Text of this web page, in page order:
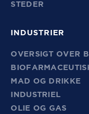
STEDER
INDUSTRIER
OVERSIGT OVER
MAD OG DRIKKE
INDUSTRIEL
OLIE OG GAS